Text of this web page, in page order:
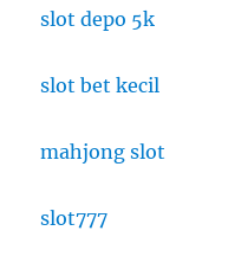
slot depo 5k
slot bet kecil
mahjong slot
slot777